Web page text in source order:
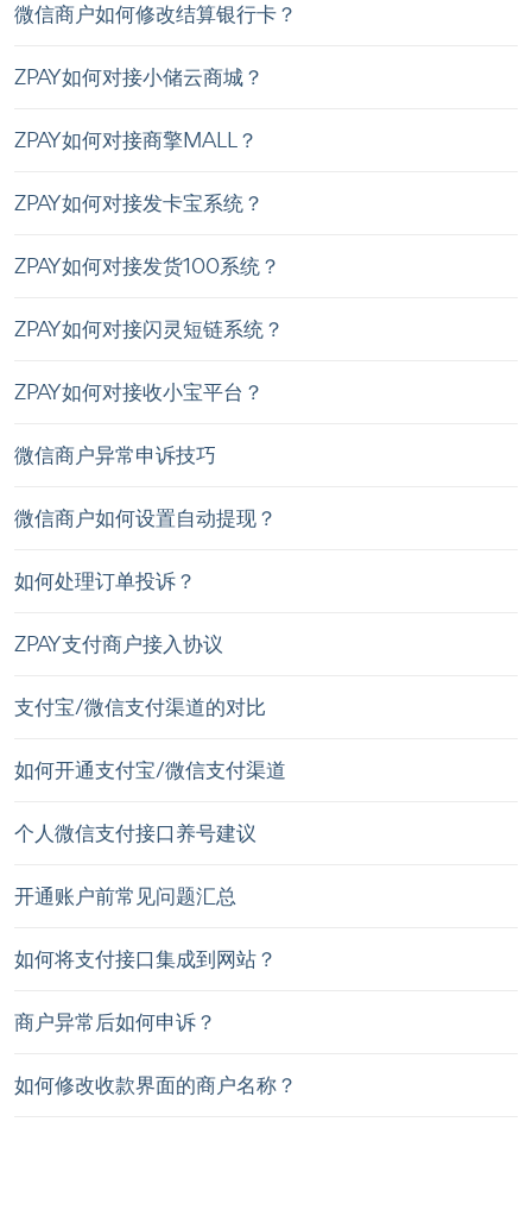
微信商户如何修改结算银行卡？
ZPAY如何对接小储云商城？
ZPAY如何对接商擎MALL？
ZPAY如何对接发卡宝系统？
ZPAY如何对接发货100系统？
ZPAY如何对接闪灵短链系统？
ZPAY如何对接收小宝平台？
微信商户异常申诉技巧
微信商户如何设置自动提现？
如何处理订单投诉？
ZPAY支付商户接入协议
支付宝/微信支付渠道的对比
如何开通支付宝/微信支付渠道
个人微信支付接口养号建议
开通账户前常见问题汇总
如何将支付接口集成到网站？
商户异常后如何申诉？
如何修改收款界面的商户名称？